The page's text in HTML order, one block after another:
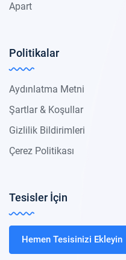
Apart
Politikalar
Aydınlatma Metni
Şartlar & Koşullar
Gizlilik Bildirimleri
Çerez Politikası
Tesisler İçin
Hemen Tesisinizi Ekleyin